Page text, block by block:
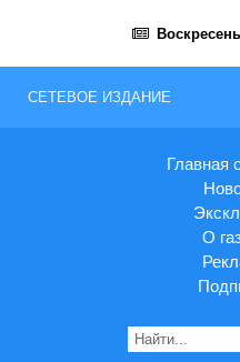
СЕТЕВОЕ ИЗДАНИЕ
Главная
О